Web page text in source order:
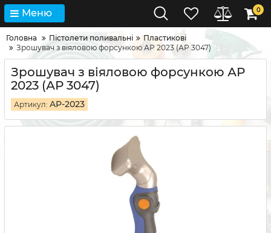
Меню 0
Головна Пістолети поливальні
Пластикові
Зрошувач з віяловою форсункою АР 2023 (АР 3047)
Зрошувач з віяловою форсункою АР
2023 (АР 3047)
Артикул: AP-2023